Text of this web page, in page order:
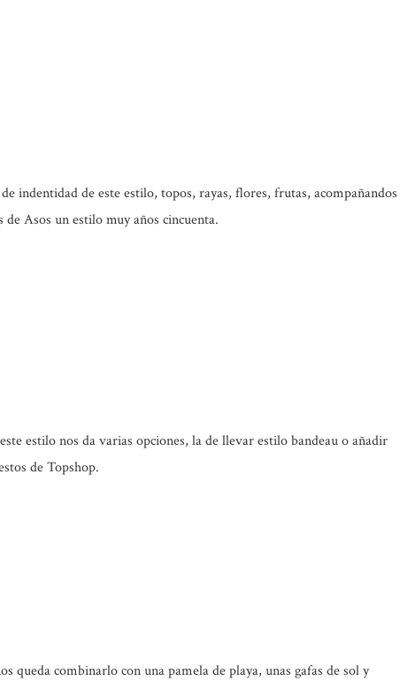
indentidad de este estilo, topos, rayas, flores, frutas, acompañandos
Asos un estilo muy años cincuenta.
estilo nos da varias opciones, la de llevar estilo bandeau o añadir
de Topshop.
queda combinarlo con una pamela de playa, unas gafas de sol y